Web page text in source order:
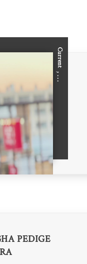
Current
, …
PEDIGE